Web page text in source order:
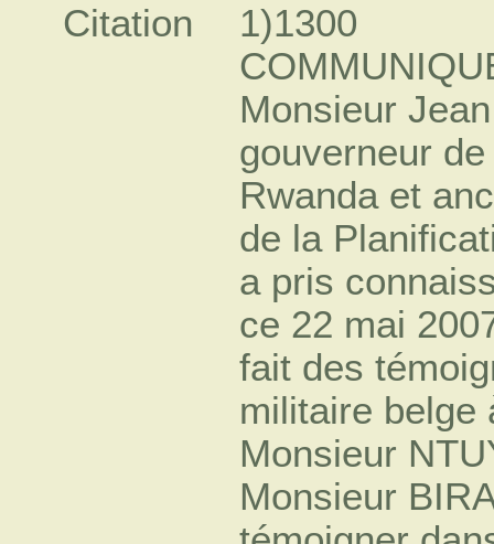
Citation
1)1300
Monsieur
gouverneur
Rwanda et
de la
a pris
ce 22 mai
fait des
militaire belge
Monsieur
Monsieur